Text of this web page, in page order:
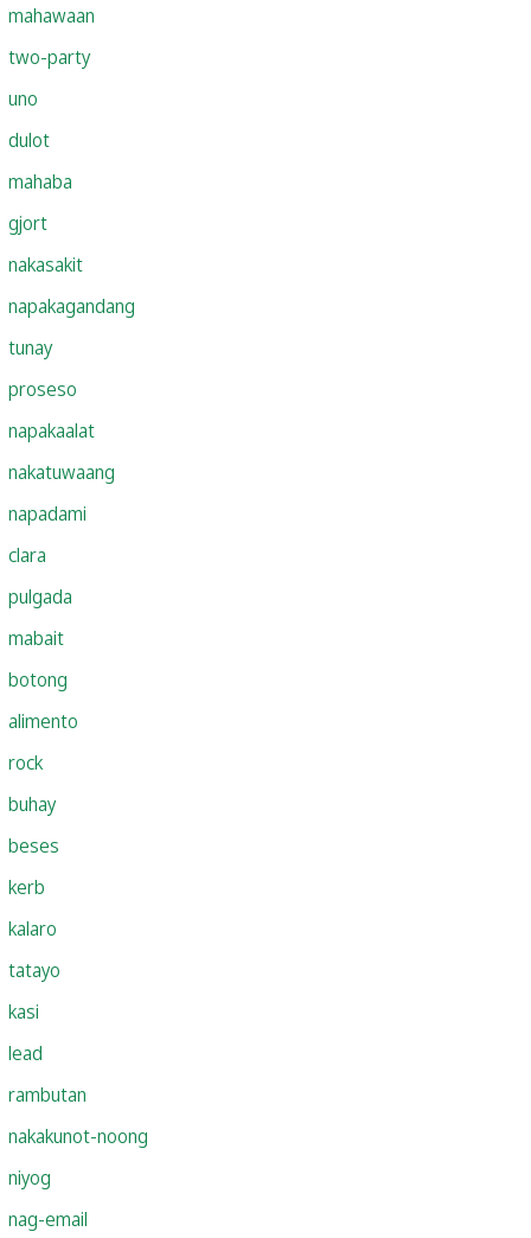
mahawaan
two-party
uno
dulot
mahaba
gjort
nakasakit
napakagandang
tunay
proseso
napakaalat
nakatuwaang
napadami
clara
pulgada
mabait
botong
alimento
rock
buhay
beses
kerb
kalaro
tatayo
kasi
lead
rambutan
nakakunot-noong
niyog
nag-email